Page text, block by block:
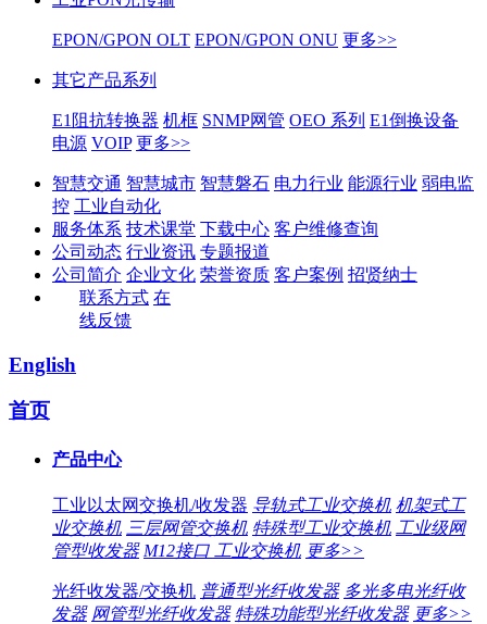
EPON/GPON OLT EPON/GPON ONU 更多>>
其它产品系列
E1阻抗转换器 机框 SNMP网管 OEO 系列 E1倒换设备
电源 VOIP 更多>>
智慧交通 智慧城市 智慧磐石 电力行业 能源行业 弱电监
控 工业自动化
服务体系 技术课堂 下载中心 客户维修查询
公司动态 行业资讯 专题报道
公司简介 企业文化 荣誉资质 客户案例 招贤纳士
联系方式 在
线反馈
English
首页
产品中心
工业以太网交换机/收发器 导轨式工业交换机 机架式工
业交换机 三层网管交换机 特殊型工业交换机 工业级网
管型收发器 M12接口 工业交换机 更多>>
光纤收发器/交换机 普通型光纤收发器 多光多电光纤收
发器 网管型光纤收发器 特殊功能型光纤收发器 更多>>